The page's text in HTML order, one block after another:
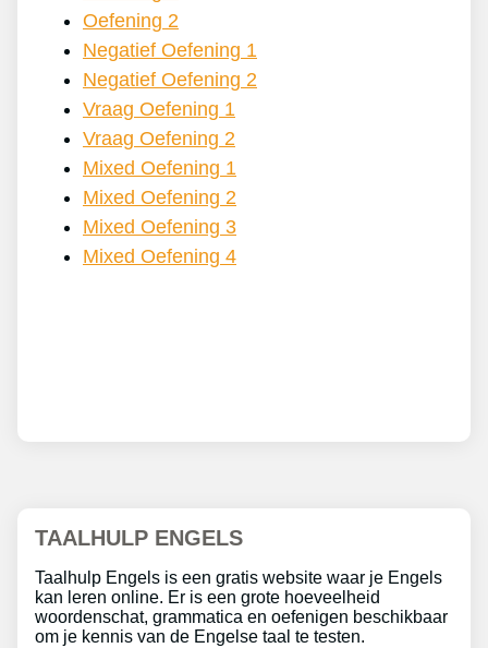
Oefening 2
Negatief Oefening 1
Negatief Oefening 2
Vraag Oefening 1
Vraag Oefening 2
Mixed Oefening 1
Mixed Oefening 2
Mixed Oefening 3
Mixed Oefening 4
TAALHULP ENGELS
Taalhulp Engels is een gratis website waar je Engels
kan leren online. Er is een grote hoeveelheid
woordenschat, grammatica en oefenigen beschikbaar
om je kennis van de Engelse taal te testen.